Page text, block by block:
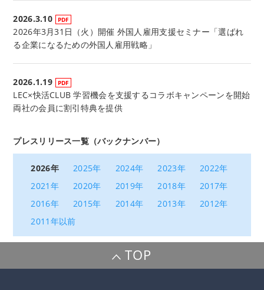
2026.3.10
2026年3月31日（火）開催 外国人雇用支援セミナー「選ばれ
る企業になるための外国人雇用戦略」
2026.1.19
LEC×快活CLUB 学習機会を支援するコラボキャンペーンを開始
両社の会員に割引特典を提供
プレスリリース一覧（バックナンバー）
2026年 2025年 2024年 2023年
2022年
2021年
2020年 2019年 2018年
2017年
2016年
2015年 2014年 2013年
2012年
2011年以前
TOP